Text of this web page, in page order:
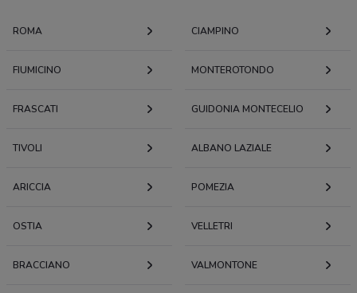
ROMA CIAMPINO
FIUMICINO MONTEROTONDO
FRASCATI GUIDONIA MONTECELIO
TIVOLI ALBANO LAZIALE
ARICCIA POMEZIA
OSTIA VELLETRI
BRACCIANO VALMONTONE